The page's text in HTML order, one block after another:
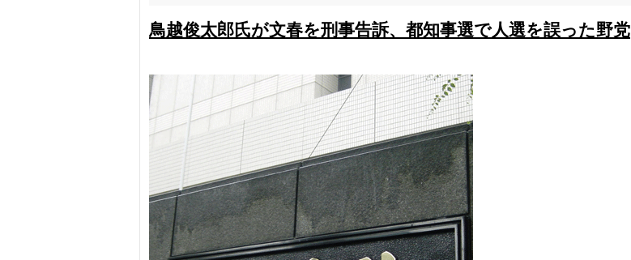
鳥越俊太郎氏が文春を刑事告訴、都知事選で人選を誤った野党